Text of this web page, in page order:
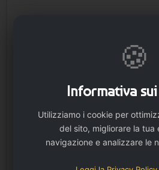
Size 1546
🍪
Informativa
Utilizziamo i cookie per
del sito, migliorare la tua
navigazione e analizzare le